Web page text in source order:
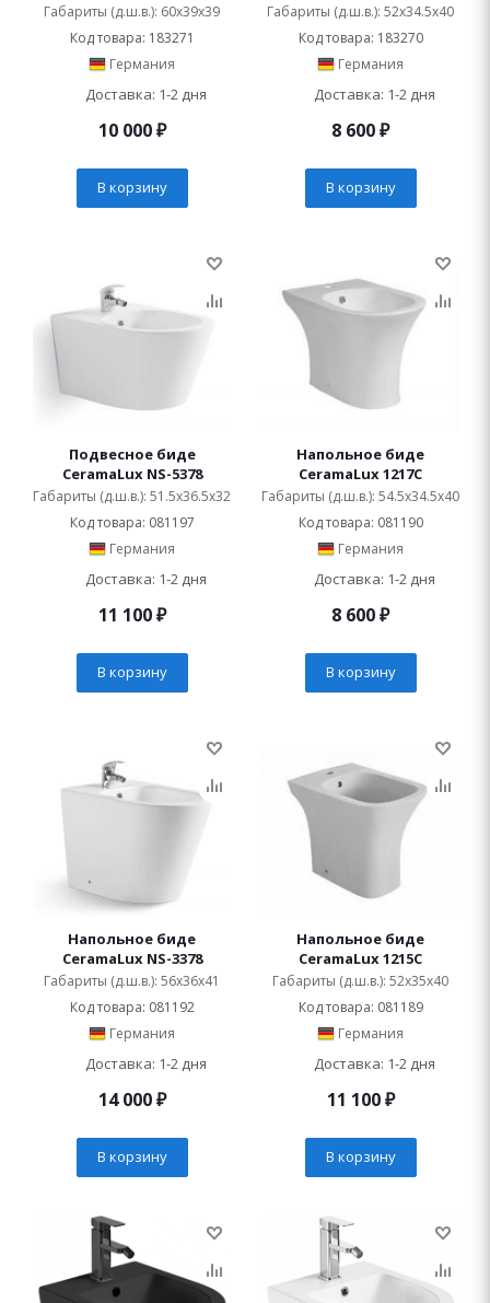
Габариты (д.ш.в.): 60x39x39
Код товара: 183271
Германия
Доставка: 1-2 дня
10 000₽
В корзину
Габариты (д.ш.в.): 52x34.5x40
Код товара: 183270
Германия
Доставка: 1-2 дня
8 600₽
В корзину
Подвесное биде
CeramaLux NS-5378
Габариты (д.ш.в.): 51.5x36.5x32
Код товара: 081197
Германия
Доставка: 1-2 дня
11 100₽
В корзину
Напольное биде
CeramaLux 1217C
Габариты (д.ш.в.): 54.5x34.5x40
Код товара: 081190
Германия
Доставка: 1-2 дня
8 600₽
В корзину
Напольное биде
CeramaLux NS-3378
Габариты (д.ш.в.): 56x36x41
Код товара: 081192
Германия
Доставка: 1-2 дня
14 000₽
В корзину
Напольное биде
CeramaLux 1215C
Габариты (д.ш.в.): 52x35x40
Код товара: 081189
Германия
Доставка: 1-2 дня
11 100₽
В корзину